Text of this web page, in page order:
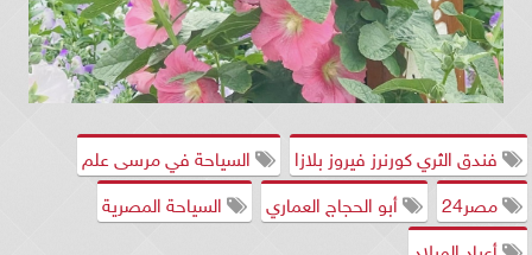
فندق الثري كورنرز فيروز بلازا
السياحة في مرسى علم
مصر24
أبو الحجاج العماري
السياحة المصرية